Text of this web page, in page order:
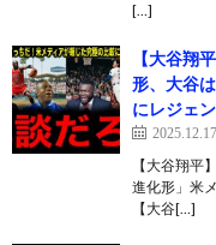
[…]
【大谷翔
形、大谷
にレジェ
2025.12.17
【大谷翔平
進化形」米
【大谷[…]